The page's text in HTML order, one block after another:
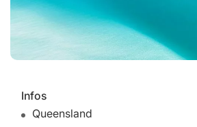
Infos
Queensland